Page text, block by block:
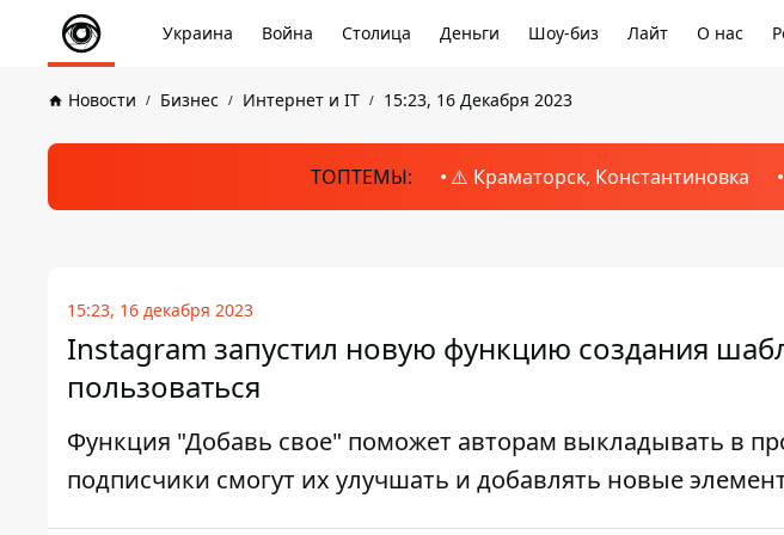
Украина Война Столица Деньги Шоу-биз Лайт О нас
Новости Бизнес Интернет и IT 15:23, 16 Декабря 2023
ТОПТЕМЫ: ⚠️ Краматорск, Константиновка
15:23, 16 декабря 2023
Instagram запустил новую функцию создания
пользоваться
Функция "Добавь свое" поможет авторам выкладывать в
подписчики смогут их улучшать и добавлять новые